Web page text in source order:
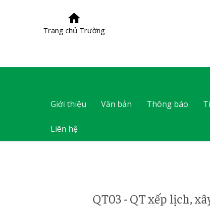
Trang chủ Trường
Giới thiệu Văn bản Thông báo
Liên hệ
QT03 - QT xếp lịch,